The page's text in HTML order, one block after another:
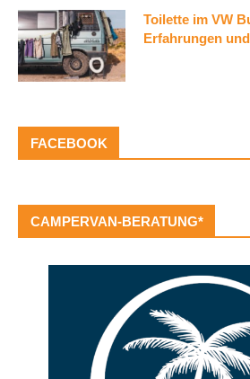
Toilette im VW
Erfahrungen
FACEBOOK
CAMPERVAN-BERATUNG*